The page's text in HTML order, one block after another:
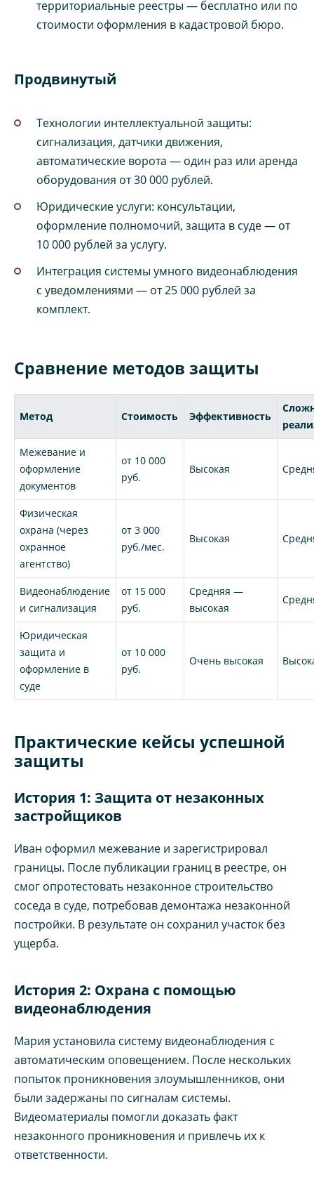
территориальные реестры — бесплатно или по
стоимости оформления в кадастровой бюро.
Продвинутый
Технологии интеллектуальной защиты:
сигнализация, датчики движения,
автоматические ворота — один раз или аренда
оборудования от 30 000 рублей.
Юридические услуги: консультации,
оформление полномочий, защита в суде — от
10 000 рублей за услугу.
Интеграция системы умного видеонаблюдения
с уведомлениями — от 25 000 рублей за
комплект.
Сравнение методов защиты
Метод Стоимость Эффективность
Межевание и
оформление
документов
от 10 000
руб.
Высокая
Физическая
охрана (через
охранное
агентство)
от 3 000
руб./мес.
Высокая
Видеонаблюдение
и сигнализация
от 15 000
руб.
Средняя —
высокая
Юридическая
защита и
оформление в
суде
от 10 000
руб.
Очень высокая
Практические кейсы успешной
защиты
История 1: Защита от незаконных
застройщиков
Иван оформил межевание и зарегистрировал
границы. После публикации границ в реестре, он
смог опротестовать незаконное строительство
соседа в суде, потребовав демонтажа незаконной
постройки. В результате он сохранил участок без
ущерба.
История 2: Охрана с помощью
видеонаблюдения
Мария установила систему видеонаблюдения с
автоматическим оповещением. После нескольких
попыток проникновения злоумышленников, они
были задержаны по сигналам системы.
Видеоматериалы помогли доказать факт
незаконного проникновения и привлечь их к
ответственности.